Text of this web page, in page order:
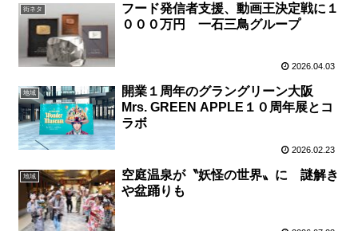
街ネタ
フード発信者支援、動画王決定戦に１
０００万円 一石三鳥グループ
2026.04.03
地域
開業１周年のグラングリーン大阪
Mrs. GREEN APPLE１０周年展とコ
ラボ
2026.02.23
地域
空庭温泉が〝妖怪の世界〟に 謎解き
や盆踊りも